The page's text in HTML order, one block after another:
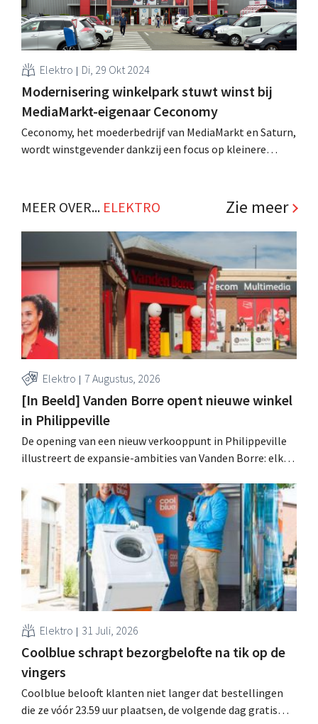
Elektro Di, 29 Okt 2024
Modernisering winkelpark stuwt winst bij
MediaMarkt-eigenaar Ceconomy
Ceconomy, het moederbedrijf van MediaMarkt en Saturn,
wordt winstgevender dankzij een focus op kleinere
MEER OVER... ELEKTRO Zie meer
Elektro 7 Augustus, 2026
[In Beeld] Vanden Borre opent nieuwe winkel
in Philippeville
De opening van een nieuw verkooppunt in Philippeville
illustreert de expansie-ambities van Vanden Borre: elke
15 minuten van zijn woonplaats.
Elektro 31 Juli, 2026
Coolblue schrapt bezorgbelofte na tik op de
vingers
Coolblue belooft klanten niet langer dat bestellingen
die ze vóór 23.59 uur plaatsen, de volgende dag gratis